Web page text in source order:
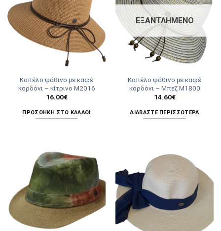
επιλογές
μπορούν
να
επιλεγούν
στη
του
προϊόντος
Καπέλο ψάθινο με καφέ
κορδόνι – κίτρινο Μ2016
16.00€
ΠΡΟΣΘΉΚΗ ΣΤΟ ΚΑΛΆΘΙ
ΕΞΑΝΤΛΗΜΈΝΟ
Καπέλο ψάθινο με καφέ
κορδόνι – Μπεζ Μ1800
14.60€
ΔΙΑΒΆΣΤΕ ΠΕΡΙΣΣΌΤΕΡΑ